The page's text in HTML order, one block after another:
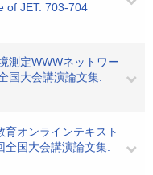
of JET. 703-704
測定WWWネットワー
国大会講演論文集.
オンラインテキスト
国大会講演論文集.